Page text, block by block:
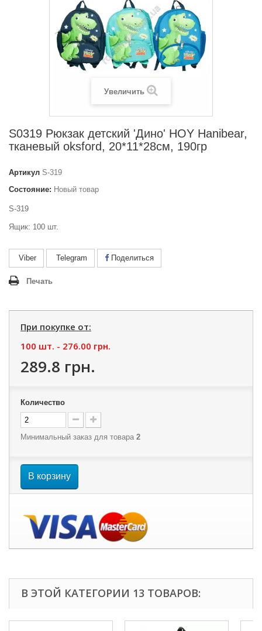
Увеличить
S0319 Рюкзак детский 'Дино' HOY Hanibear,
тканевый oksford, 20*11*28см, 190гр
Артикул S-319
Состояние: Новый товар
S-319
Ящик: 100 шт.
Viber Telegram Поделиться
Печать
При покупке от:
100 шт. - 276.00 грн.
289.8 грн.
Количество
Минимальный заказ для товара 2
В корзину
В ЭТОЙ КАТЕГОРИИ 13 ТОВАРОВ: